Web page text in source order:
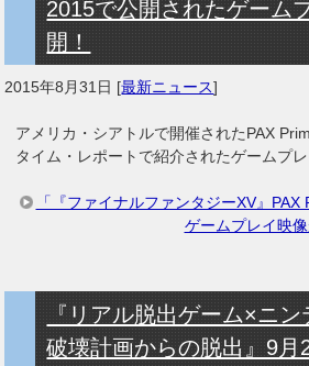
2015で公開されたゲーム
開！
2015年8月31日 [最新ニュース]
アメリカ・シアトルで開催されたPAX
タイム・レポートで紹介されたゲームプレ
「『ファイナルファンタジーXV』
ゲームプレイ映
『リアル脱出ゲーム×ニ
破壊計画からの脱出』9月